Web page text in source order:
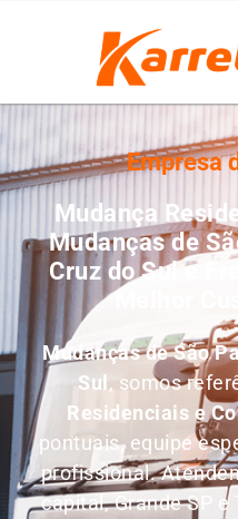
Empresa
Mudança
Mudanças de
Cruz do Sul e
Melhor
Mudanças de São
Sul, somos
Residenciais e
pontuais, equipe
profissional.
capital, Grande SP